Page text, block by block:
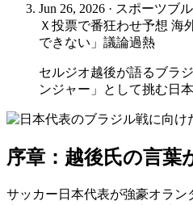
Jun 26, 2026 · スポーツブル
Ｘ投票で番狂わせ予想 海
できない」議論過熱
セルジオ越後が語るブラ
ンジャー」として挑む日
序章：越後氏の言葉
サッカー日本代表が強豪オラン